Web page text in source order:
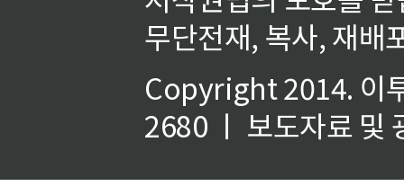
무단전재, 복사, 재배
Copyright 2014. 이
2680 ㅣ 보도자료